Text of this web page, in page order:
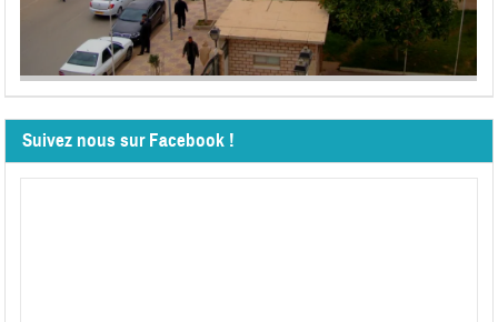
Suivez nous sur Facebook !